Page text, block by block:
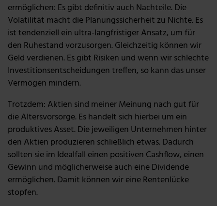
ermöglichen: Es gibt definitiv auch Nachteile. Die
Volatilität macht die Planungssicherheit zu Nichte. Es
ist tendenziell ein ultra-langfristiger Ansatz, um für
den Ruhestand vorzusorgen. Gleichzeitig können wir
Geld verdienen. Es gibt Risiken und wenn wir schlechte
Investitionsentscheidungen treffen, so kann das unser
Vermögen mindern.
Trotzdem: Aktien sind meiner Meinung nach gut für
die Altersvorsorge. Es handelt sich hierbei um ein
produktives Asset. Die jeweiligen Unternehmen hinter
den Aktien produzieren schließlich etwas. Dadurch
sollten sie im Idealfall einen positiven Cashflow, einen
Gewinn und möglicherweise auch eine Dividende
ermöglichen. Damit können wir eine Rentenlücke
stopfen.